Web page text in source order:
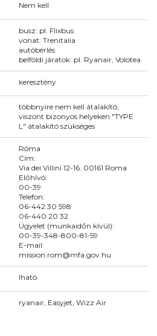
Nem kell
busz: pl. Flixbus
vonat: Trenitalia
autóbérlés
belföldi járatok: pl. Ryanair, Volotea
keresztény
többnyire nem kell átalakító,
viszont bizonyos helyeken "TYPE
L" átalakító szükséges
Róma
Cím:
Via dei Villini 12-16. 00161 Roma
Előhívó:
00-39
Telefon:
06-442 30 598
06-440 20 32
Ügyelet (munkaidőn kívül):
00-39-348-800-81-59
E-mail:
mission.rom@mfa.gov.hu
Iható
ryanair, Easyjet, Wizz Air